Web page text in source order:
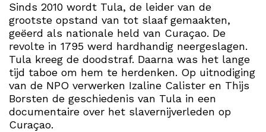
Sinds 2010 wordt Tula, de leider van de
grootste opstand van tot slaaf gemaakten,
geëerd als nationale held van Curaçao. De
revolte in 1795 werd hardhandig neergeslagen.
Tula kreeg de doodstraf. Daarna was het lange
tijd taboe om hem te herdenken. Op uitnodiging
van de NPO verwerken Izaline Calister en Thijs
Borsten de geschiedenis van Tula in een
documentaire over het slavernijverleden op
Curaçao.